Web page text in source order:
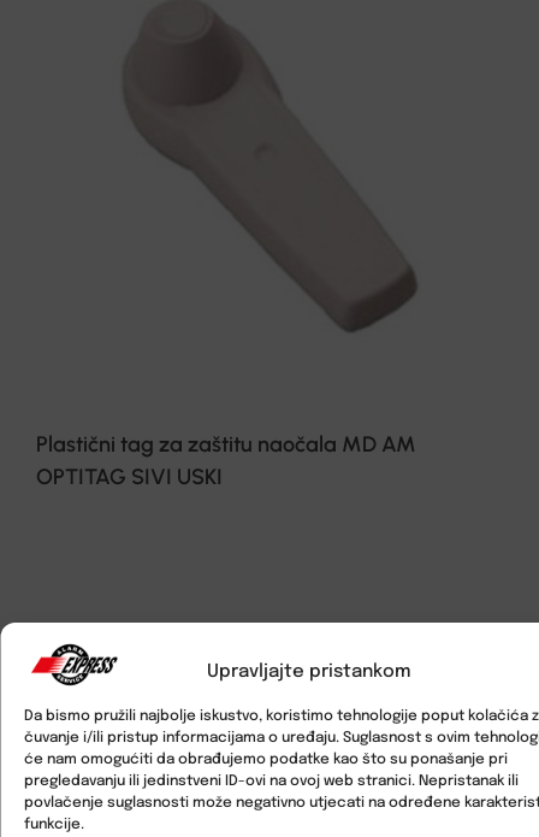
Upravljajte pristankom
Da bismo pružili najbolje iskustvo, koristimo tehnologije poput kolačića
čuvanje i/ili pristup informacijama o uređaju. Suglasnost s ovim
će nam omogućiti da obrađujemo podatke kao što su ponašanje pri
pregledavanju ili jedinstveni ID-ovi na ovoj web stranici. Nepristanak ili
povlačenje suglasnosti može negativno utjecati na određene
funkcije.
Plastični tag za zaštitu naočala MD AM
OPTITAG SIVI USKI